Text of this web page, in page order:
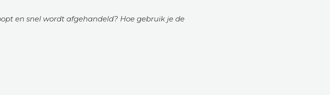
en snel wordt afgehandeld? Hoe gebruik je de